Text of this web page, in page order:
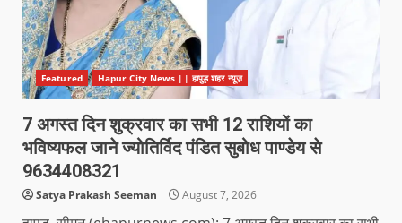
Featured Hapur City News || हापुड़ शहर न्यूज़
7 अगस्त दिन शुक्रवार का सभी 12 राशियों का
भविष्यफल जाने ज्योतिर्विद पंडित सुबोध पाण्डेय से
9634408321
Satya Prakash Seeman August 7, 2026